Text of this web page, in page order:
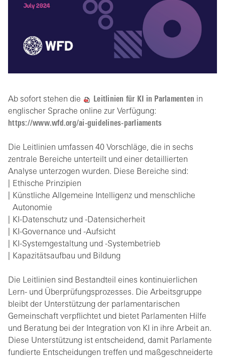
Ab sofort stehen die Leitlinien für KI in Parlamenten in
englischer Sprache online zur Verfügung:
https://www.wfd.org/ai-guidelines-parliaments
Die Leitlinien umfassen 40 Vorschläge, die in sechs
zentrale Bereiche unterteilt und einer detaillierten
Analyse unterzogen wurden. Diese Bereiche sind:
Ethische Prinzipien
Künstliche Allgemeine Intelligenz und menschliche
Autonomie
KI-Datenschutz und -Datensicherheit
KI-Governance und -Aufsicht
KI-Systemgestaltung und -Systembetrieb
Kapazitätsaufbau und Bildung
Die Leitlinien sind Bestandteil eines kontinuierlichen
Lern- und Überprüfungsprozesses. Die Arbeitsgruppe
bleibt der Unterstützung der parlamentarischen
Gemeinschaft verpflichtet und bietet Parlamenten Hilfe
und Beratung bei der Integration von KI in ihre Arbeit an.
Diese Unterstützung ist entscheidend, damit Parlamente
fundierte Entscheidungen treffen und maßgeschneiderte